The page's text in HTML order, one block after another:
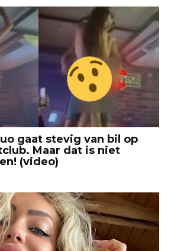
gaat stevig van bil op
Maar dat is niet
(video)